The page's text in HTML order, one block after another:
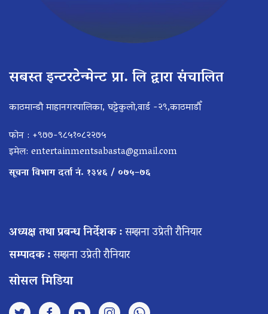
सबस्त इन्टरटेन्मेन्ट प्रा. लि द्वारा संचालित
काठमान्डौ माहानगरपालिका, घट्टेकुलो,वार्ड -२९,काठमाडौँ
फोन : +९७७-९८५१०८२२७५
इमेल: entertainmentsabasta@gmail.com
सूचना विभाग दर्ता नं. १३४६ / ०७५–७६
अध्यक्ष तथा प्रबन्ध निर्देशक :सम्झना उप्रेती रौनियार
सम्पादक :सम्झना उप्रेती रौनियार
सोसल मिडिया